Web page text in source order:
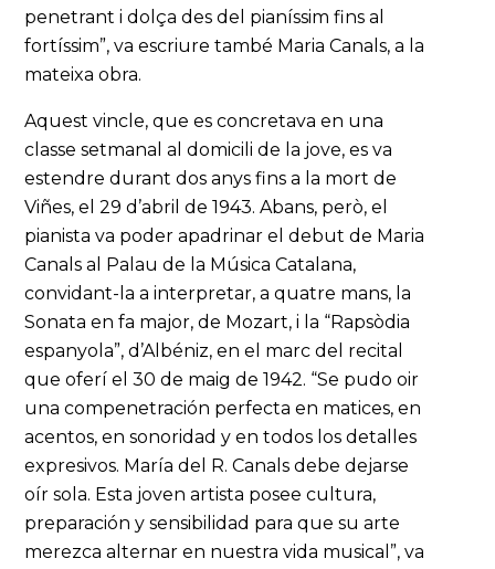
penetrant i dolça des del pianíssim fins al
fortíssim”, va escriure també Maria Canals, a la
mateixa obra.
Aquest vincle, que es concretava en una
classe setmanal al domicili de la jove, es va
estendre durant dos anys fins a la mort de
Viñes, el 29 d’abril de 1943. Abans, però, el
pianista va poder apadrinar el debut de Maria
Canals al Palau de la Música Catalana,
convidant-la a interpretar, a quatre mans, la
Sonata en fa major, de Mozart, i la “Rapsòdia
espanyola”, d’Albéniz, en el marc del recital
que oferí el 30 de maig de 1942. “Se pudo oir
una compenetración perfecta en matices, en
acentos, en sonoridad y en todos los detalles
expresivos. María del R. Canals debe dejarse
oír sola. Esta joven artista posee cultura,
preparación y sensibilidad para que su arte
merezca alternar en nuestra vida musical”, va